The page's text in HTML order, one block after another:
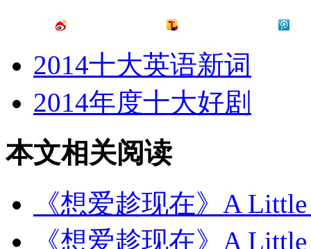
2014十大英语新词
2014年度十大好剧
本文相关阅读
《想爱趁现在》A
《想爱趁现在》A